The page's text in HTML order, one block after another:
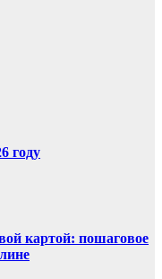
году
картой: пошаговое